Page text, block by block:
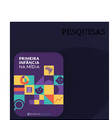
PESQUISAS